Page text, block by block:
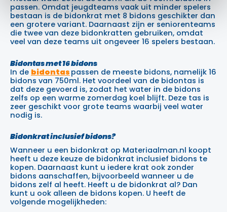
passen. Omdat jeugdteams vaak uit minder spelers
bestaan is de bidonkrat met 8 bidons geschikter dan
een grotere variant. Daarnaast zijn er seniorenteams
die twee van deze bidonkratten gebruiken, omdat
veel van deze teams uit ongeveer 16 spelers bestaan.
Bidontas met 16 bidons
In de bidontas passen de meeste bidons, namelijk 16
bidons van 750ml. Het voordeel van de bidontas is
dat deze gevoerd is, zodat het water in de bidons
zelfs op een warme zomerdag koel blijft. Deze tas is
zeer geschikt voor grote teams waarbij veel water
nodig is.
Bidonkrat inclusief bidons?
Wanneer u een bidonkrat op Materiaalman.nl koopt
heeft u deze keuze de bidonkrat inclusief bidons te
kopen. Daarnaast kunt u iedere krat ook zonder
bidons aanschaffen, bijvoorbeeld wanneer u de
bidons zelf al heeft. Heeft u de bidonkrat al? Dan
kunt u ook alleen de bidons kopen. U heeft de
volgende mogelijkheden: